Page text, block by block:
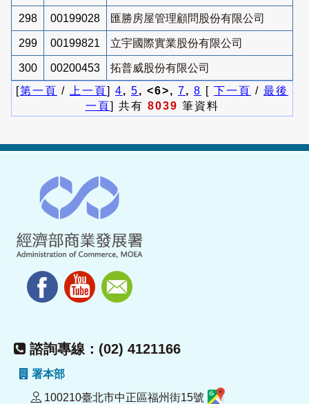
298 00199028 匯勝房屋管理顧問股份有限公司
299 00199821 立宇國際實業股份有限公司
300 00200453
拓普威股份有限公司
[第一頁 / 上一頁] 4, 5, <6>, 7, 8 [ 下一頁 / 最後
一頁] 共有 8039 筆資料
諮詢專線：(02) 4121166
署本部
100210臺北市中正區福州街15號